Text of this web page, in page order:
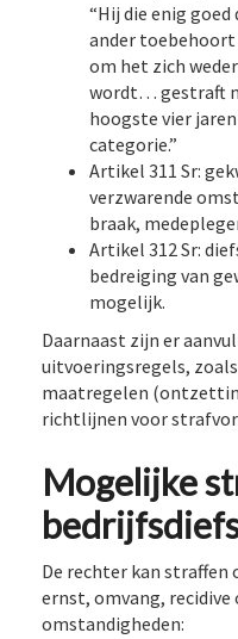
“Hij die enig
ander
om het zich
wordt… gestraft
hoogste vier
categorie.”
Artikel 311 Sr:
verzwarende
braak,
Artikel 312 Sr:
bedreiging van
mogelijk.
Daarnaast zijn er
uitvoeringsregels,
maatregelen
richtlijnen voor
Mogelijke
De rechter kan straffen
ernst, omvang, recidive
omstandigheden: